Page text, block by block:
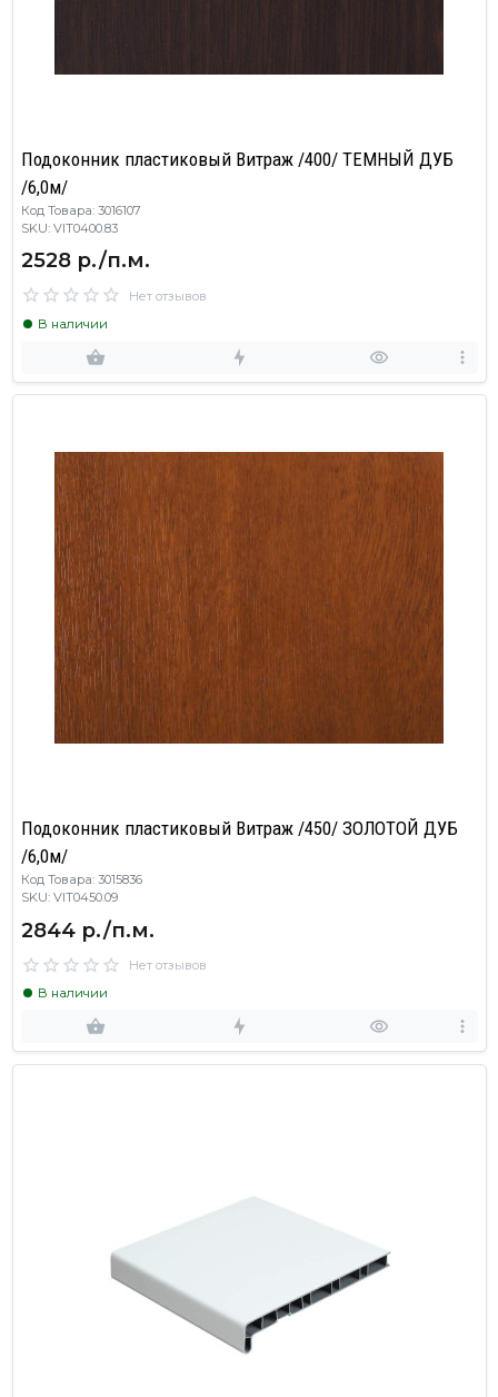
Подоконник пластиковый Витраж /400/ ТЕМНЫЙ ДУБ
/6,0м/
Код Товара: 3016107
SKU: VIT0400.83
2528 р./п.м.
Нет отзывов
В наличии
Подоконник пластиковый Витраж /450/ ЗОЛОТОЙ ДУБ
/6,0м/
Код Товара: 3015836
SKU: VIT0450.09
2844 р./п.м.
Нет отзывов
В наличии